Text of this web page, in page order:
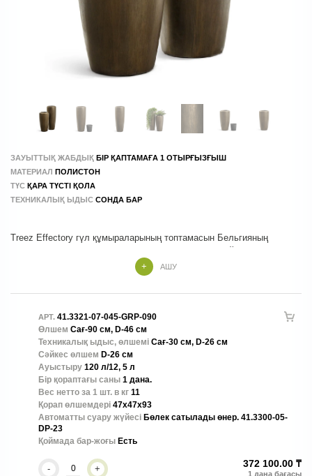
ЗАУЫТТЫҚ ЖАБДЫҚ БІР ҚАПТАМАҒА 1 ОТЫРҒЫЗҒЫШ
МАТЕРИАЛ ПОЛИСТОН
ТҮС ҚАРА ТҮСТІ ҚОЛА
ТЕХНИКАЛЫҚ ЫДЫС СОНДА БАР
Treez Effectory гүл құмыраларының топтамасын Бельгияның
мамандары заманауи интерьер мен экстерьер дизайнындағы
жасалған
АШУ
АРТ. 41.3321-07-045-GRP-090
Өлшем Сағ-90 см, D-46 см
Техникалық ыдыс, өлшемі Сағ-30 см, D-26 см
Сәйкес өлшем D-26 см
Ауыстыру 120 л/12, 5 л
Бір қораптағы саны 1 дана.
Вес нетто за 1 шт. в кг 11
Қорап өлшемдері 47x47x93
Автоматты суару жүйесі Бөлек сатылады өнер. 41.3300-05-
DP-23
Қоймада бар-жоғы Есть
- + 372 100.00 ₸